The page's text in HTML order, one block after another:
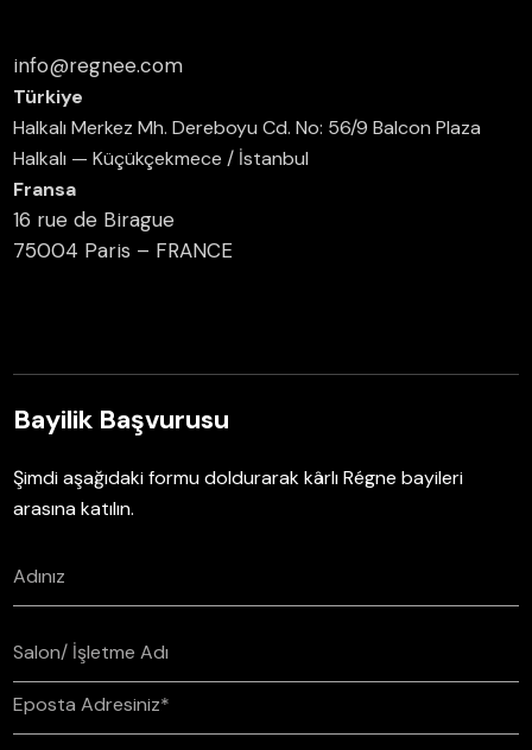
info@regnee.com
Türkiye
Halkalı Merkez Mh. Dereboyu Cd. No: 56/9 Balcon Plaza
Halkalı — Küçükçekmece / İstanbul
Fransa
16 rue de Birague
75004 Paris – FRANCE
Bayilik Başvurusu
Şimdi aşağıdaki formu doldurarak kârlı Régne bayileri
arasına katılın.